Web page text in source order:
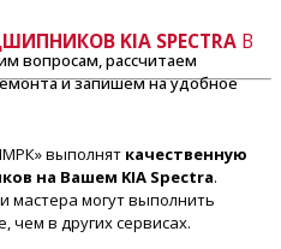
вопросам, рассчитаем
и запишем на удобное
KIA SPECTRA В
выполнят качественную
на Вашем KIA Spectra.
мастера могут выполнить
чем в других сервисах.